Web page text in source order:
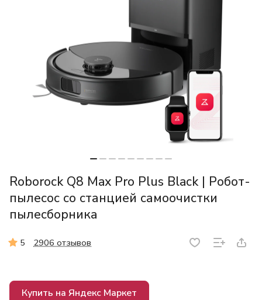
Roborock Q8 Max Pro Plus Black | Робот-
пылесос со станцией самоочистки
пылесборника
5 2906 отзывов
Купить на Яндекс Маркет